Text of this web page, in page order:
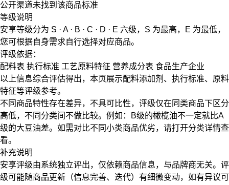
公开渠道未找到该商品标准
等级说明
安享等级分为 S · A · B · C · D · E 六级， S 为最高， E 为最低，
您可根据自身需求自行选择对应商品。
评级依据：
配料表 执行标准 工艺原料特征 营养成分表 食品生产企业
以上信息综合评估得出，本页展示配料添加剂 、 执行标准、 原料
特征等评级参考。
不同商品特性存在差异，不具可比性，评级仅在 同类商品下区分
高低，不同分类间不做比较。例如：B级的橄榄油不一定就比A
级的大豆油差。如需对比不同小类商品优劣，请打开分类详情查
看。
补充说明
安享评级由系统独立评出，仅依赖商品信息， 与品牌商无关。评
级可能随商品更新（信息完善、迭代）有细微变动，如有异议可